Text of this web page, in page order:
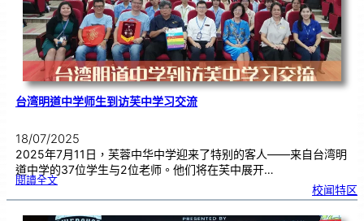
爱
台湾明道中学师生到访芙中学习交流
18/07/2025
2025年7月11日，芙蓉中华中学迎来了特别的客人——来自台湾明
道中学的37位学生与2位老师。他们将在芙中展开…
閱讀全文:台
道
学
校闻特区